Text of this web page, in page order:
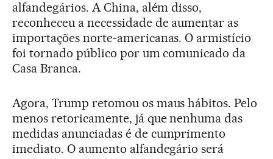
alfandegários. A China, além disso,
reconheceu a necessidade de aumentar as
importações norte-americanas. O armistício
foi tornado público por um comunicado da
Casa Branca.
Agora, Trump retomou os maus hábitos. Pelo
menos retoricamente, já que nenhuma das
medidas anunciadas é de cumprimento
imediato. O aumento alfandegário será